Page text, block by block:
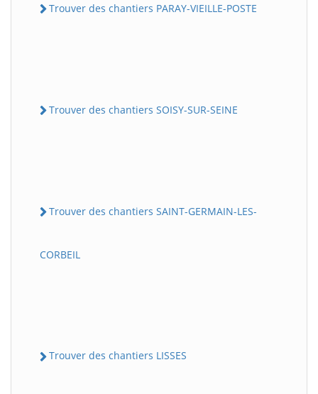
Trouver des chantiers PARAY-VIEILLE-POSTE
Trouver des chantiers SOISY-SUR-SEINE
Trouver des chantiers SAINT-GERMAIN-LES-
CORBEIL
Trouver des chantiers LISSES